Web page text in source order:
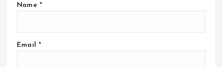
Name *
Email *